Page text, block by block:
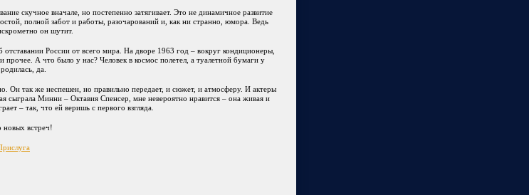
скучное вначале, но постепенно затягивает. Это не динамичное развитие
полной забот и работы, разочарований и, как ни странно, юмора. Ведь
он шутит.
отставании России от всего мира. На дворе 1963 год – вокруг кондиционеры,
прочее. А что было у нас? Человек в космос полетел, а туалетной бумаги у
да.
Он так же неспешен, но правильно передает, и сюжет, и атмосферу. И актеры
сыграла Минни – Октавия Спенсер, мне невероятно нравится – она живая и
– так, что ей веришь с первого взгляда.
новых встреч!